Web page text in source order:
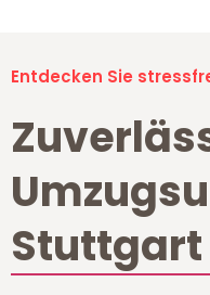
Entdecken Sie
Stuttgart